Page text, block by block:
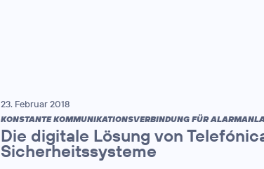
23. Februar 2018
KONSTANTE KOMMUNIKATIONSVERBINDUNG FÜR
Die digitale Lösung von
Sicherheitssysteme